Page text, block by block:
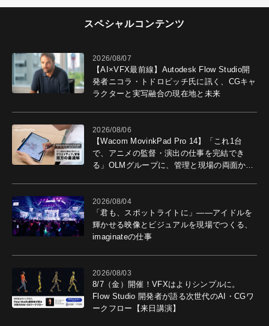
スペシャルコンテンツ
2026/08/07
【AI×VFX最前線】Autodesk Flow Studio開
発者ニコラ・トドロビッチ氏に訊く、CGキャ
ラクターと実写融合の現在地と未来
2026/08/06
【Wacom MovinkPad Pro 14】「これ1台
で、アニメの監督・演出の仕事を完結でき
る」OLMグループに、管理と現場の両面から
2026/08/04
「君も、スポットライトに」――アイドルを
輝かせる映像とビジュアルを現場でつくる、
imaginateの仕事
2026/08/03
8/7（金）開催！VFXはよりシンプルに。
Flow Studio 開発者が語る次世代のAI・CGワ
ークフロー【来日講演】